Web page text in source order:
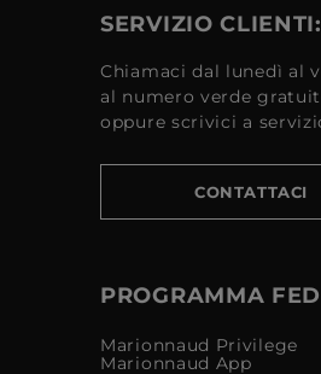
SERVIZIO CLIENTI:
Chiamaci dal lunedì al
al numero verde
oppure scrivici a
CONTATTACI
PROGRAMMA
Marionnaud Privilege
Marionnaud App